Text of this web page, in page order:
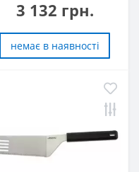
3 132 грн.
немає в наявностi